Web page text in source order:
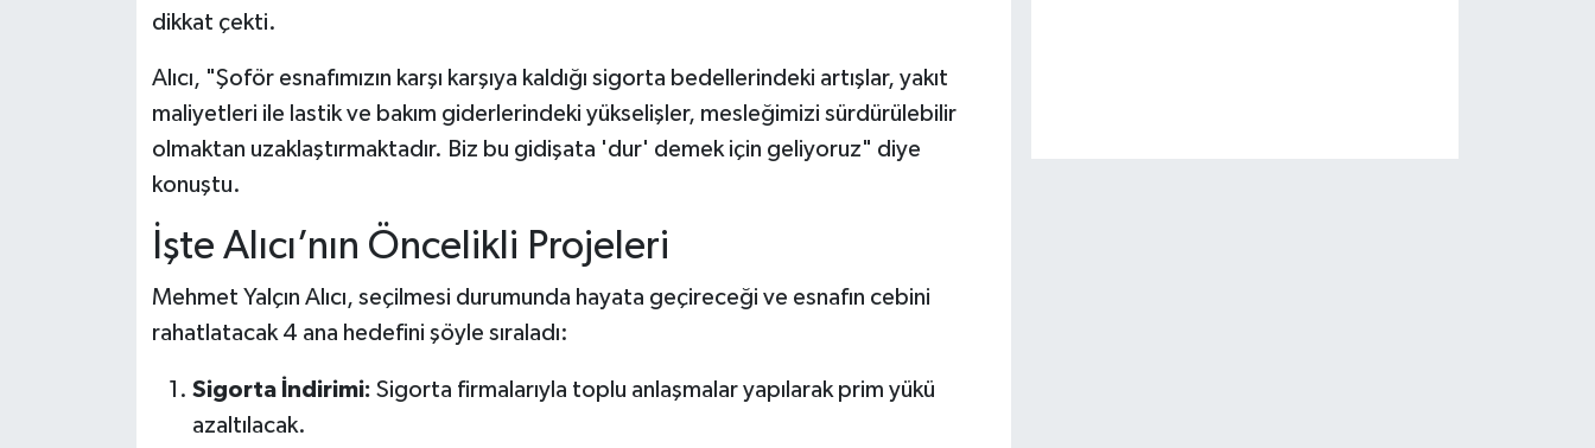
dikkat çekti.
Alıcı, "Şoför esnafımızın karşı karşıya kaldığı sigorta bedellerindeki artışlar, yakıt
maliyetleri ile lastik ve bakım giderlerindeki yükselişler, mesleğimizi sürdürülebilir
olmaktan uzaklaştırmaktadır. Biz bu gidişata 'dur' demek için geliyoruz" diye
konuştu.
İşte Alıcı’nın Öncelikli Projeleri
Mehmet Yalçın Alıcı, seçilmesi durumunda hayata geçireceği ve esnafın cebini
rahatlatacak 4 ana hedefini şöyle sıraladı:
Sigorta İndirimi: Sigorta firmalarıyla toplu anlaşmalar yapılarak prim yükü
azaltılacak.